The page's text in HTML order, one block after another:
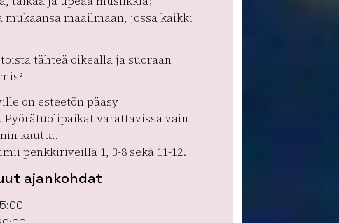
mukaansa maailmaan, jossa kaikki
tähteä oikealla ja suoraan
on esteetön pääsy
varattavissa vain
kautta.
penkkiriveillä 1, 3-8 sekä 11-12.
ajankohdat